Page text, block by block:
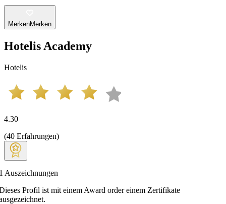
MerkenMerken
Hotelis Academy
Hotelis
4.30
(40 Erfahrungen)
Auszeichnungen
Profil ist mit einem Award order einem Zertifikate